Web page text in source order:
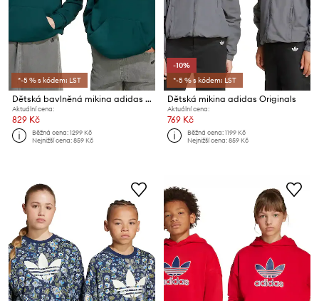
*-5 % s kódem: LST
Dětská bavlněná mikina adidas Originals
Aktuální cena:
829 Kč
Běžná cena:1299 Kč
Nejnižší cena:859 Kč
-10%
*-5 % s kódem: LST
Dětská mikina adidas Originals
Aktuální cena:
769 Kč
Běžná cena:1199 Kč
Nejnižší cena:859 Kč